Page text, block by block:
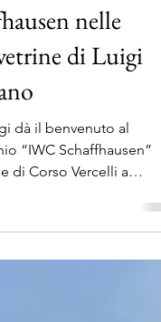
Tempo di lettura: 2 min
nelle
di Luigi
dà il benvenuto al
“IWC Schaffhausen”
di Corso Vercelli a